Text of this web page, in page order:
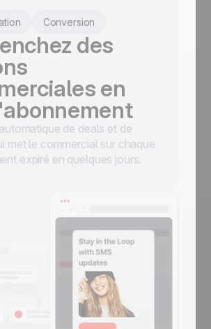
Conversion
des
en
de deals et de
met le commercial sur chaque
expiré en quelques jours.